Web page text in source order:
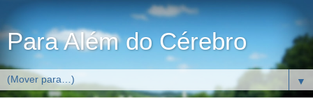
Para Além do Cérebro
▼